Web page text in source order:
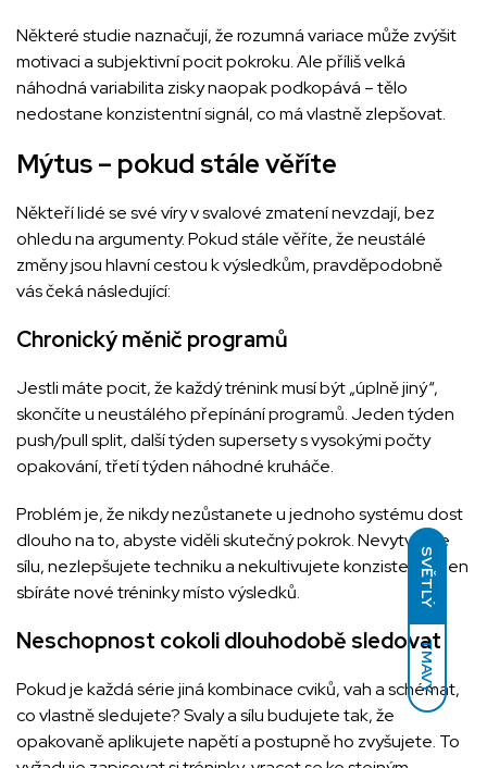
SVĚTLÝ
TMAVÝ
Některé studie naznačují, že rozumná variace může zvýšit
motivaci a subjektivní pocit pokroku. Ale příliš velká
náhodná variabilita zisky naopak podkopává – tělo
nedostane konzistentní signál, co má vlastně zlepšovat.
Mýtus – pokud stále věříte
Někteří lidé se své víry v svalové zmatení nevzdají, bez
ohledu na argumenty. Pokud stále věříte, že neustálé
změny jsou hlavní cestou k výsledkům, pravděpodobně
vás čeká následující:
Chronický měnič programů
Jestli máte pocit, že každý trénink musí být „úplně jiný“,
skončíte u neustálého přepínání programů. Jeden týden
push/pull split, další týden supersety s vysokými počty
opakování, třetí týden náhodné kruháče.
Problém je, že nikdy nezůstanete u jednoho systému dost
dlouho na to, abyste viděli skutečný pokrok. Nevytváříte
sílu, nezlepšujete techniku a nekultivujete konzistenci. Jen
sbíráte nové tréninky místo výsledků.
Neschopnost cokoli dlouhodobě sledovat
Pokud je každá série jiná kombinace cviků, vah a schémat,
co vlastně sledujete? Svaly a sílu budujete tak, že
opakovaně aplikujete napětí a postupně ho zvyšujete. To